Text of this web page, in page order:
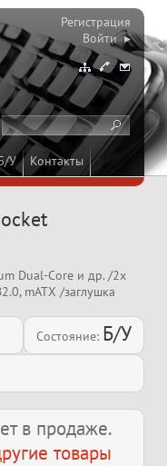
У Контакты
Регистрация
Войти ▸
Dual-Core и др. /2x
mATX /заглушка
Состояние: Б/У
в продаже.
товары